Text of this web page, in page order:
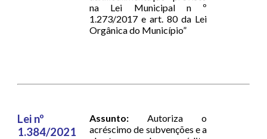
na Lei Municipal n º
1.273/2017 e art. 80 da Lei
Orgânica do Município”
Lei nº
1.384/2021
Assunto: Autoriza o
acréscimo de subvenções e a